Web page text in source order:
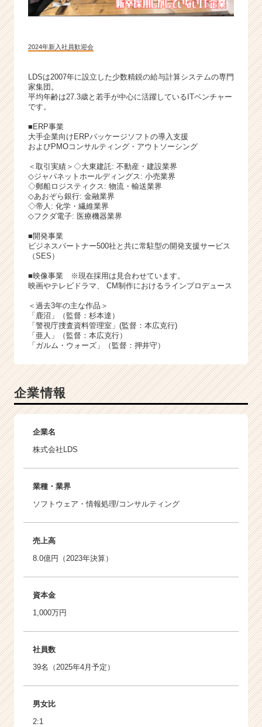
2024年新入社員歓迎会
LDSは2007年に設立した少数精鋭の給与計算システムの専門
家集団。
平均年齢は27.3歳と若手が中心に活躍しているITベンチャー
です。
■ERP事業
大手企業向けERPパッケージソフトの導入支援
およびPMOコンサルティング・アウトソーシング
＜取引実績＞◇大東建託: 不動産・建設業界
◇ジャパネットホールディングス: 小売業界
◇郵船ロジスティクス: 物流・輸送業界
◇あおぞら銀行: 金融業界
◇帝人: 化学・繊維業界
◇フクダ電子: 医療機器業界
■開発事業
ビジネスパートナー500社と共に常駐型の開発支援サービス
（SES）
■映像事業 ※現在採用は見合わせています。
映画やテレビドラマ、 CM制作におけるラインプロデュース
＜過去3年の主な作品＞
「鹿沼」（監督：杉本達）
「警視庁捜査資料管理室」(監督：本広克行)
「亜人」（監督：本広克行）
「ガルム・ウォーズ」（監督：押井守）
企業情報
企業名
株式会社LDS
業種・業界
ソフトウェア・情報処理/コンサルティング
売上高
8.0億円（2023年決算）
資本金
1,000万円
社員数
39名（2025年4月予定）
男女比
2:1